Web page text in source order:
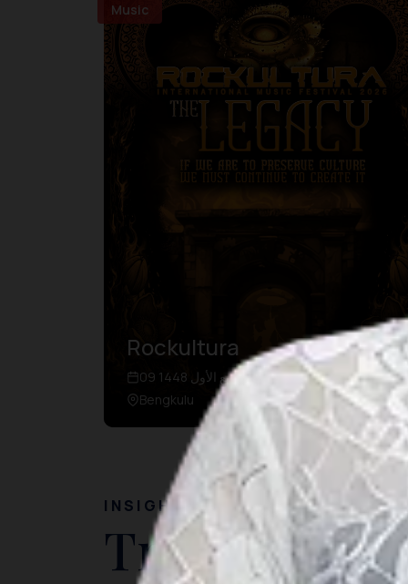
Music
Rockultura
09 ربيع الأول 1448 – 09 ربيع الأول 1448
Bengkulu
INSIGHT
Travel Ideas